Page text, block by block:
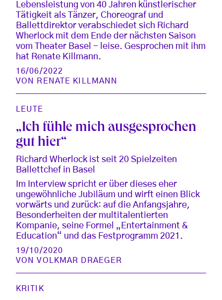
Lebensleistung von 40 Jahren künstlerischer
Tätigkeit als Tänzer, Choreograf und
Ballettdirektor verabschiedet sich Richard
Wherlock mit dem Ende der nächsten Saison
vom Theater Basel - leise. Gesprochen mit ihm
hat Renate Killmann.
16/06/2022
VON
RENATE KILLMANN
LEUTE
„Ich fühle mich ausgesprochen
gut hier“
Richard Wherlock ist seit 20 Spielzeiten
Ballettchef in Basel
Im Interview spricht er über dieses eher
ungewöhnliche Jubiläum und wirft einen Blick
vorwärts und zurück: auf die Anfangsjahre,
Besonderheiten der multitalentierten
Kompanie, seine Formel „Entertainment &
Education“ und das Festprogramm 2021.
19/10/2020
VONVOLKMAR DRAEGER
KRITIK